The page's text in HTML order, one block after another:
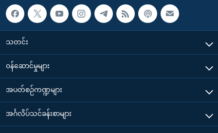
သတင်း
၀န်ဆောင်မှုများ
အပတ်စဉ်ကဏ္ဍများ
အင်္ဂလိပ်သင်ခန်းစာများ